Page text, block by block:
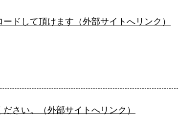
ドして頂けます（外部サイトへリンク）
さい。（外部サイトへリンク）